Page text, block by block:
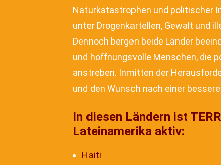
Naturkatastrophen und politischer
unter Drogenkartellen, Gewalt und
Dennoch bergen beide Länder
und hoffnungsvolle Menschen, die
anstreben. Inmitten der
und den Wunsch nach einer
In diesen Ländern ist
Lateinamerika aktiv:
Haiti